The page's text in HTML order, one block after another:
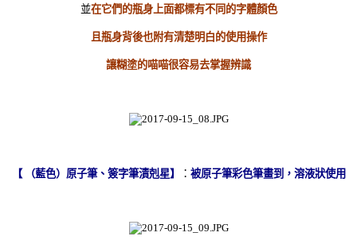
並在它們的瓶身上面都標有不同的字體顏色
且瓶身背後也附有清楚明白的使用操作
讓糊塗的喵喵很容易去掌握辨識
【 （藍色）原子筆、簽字筆漬剋星】 ： 被原子筆彩色筆畫到，溶液狀使用